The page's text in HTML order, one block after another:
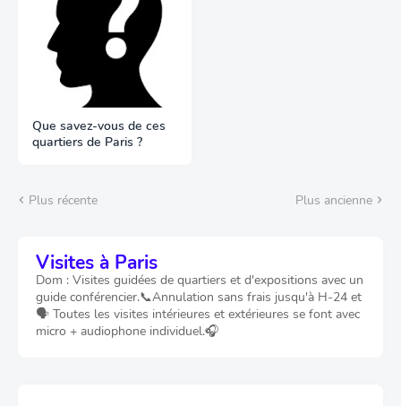
Que savez-vous de ces
quartiers de Paris ?
Plus récente Plus ancienne
Visites à Paris
Dom : Visites guidées de quartiers et d'expositions avec un
guide conférencier.📞Annulation sans frais jusqu'à H-24 et
🗣️ Toutes les visites intérieures et extérieures se font avec
micro + audiophone individuel.🎧